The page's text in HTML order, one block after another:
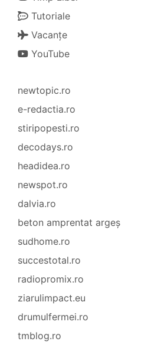
Tutoriale
Vacanțe
YouTube
newtopic.ro
e-redactia.ro
stiripopesti.ro
decodays.ro
headidea.ro
newspot.ro
dalvia.ro
beton amprentat argeș
sudhome.ro
succestotal.ro
radiopromix.ro
ziarulimpact.eu
drumulfermei.ro
tmblog.ro